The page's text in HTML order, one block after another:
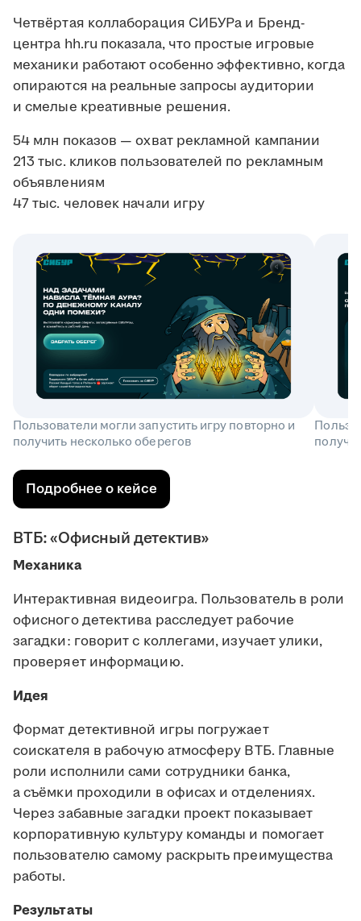
Четвёртая коллаборация СИБУРа и Бренд-
центра hh.ru показала, что простые игровые
механики работают особенно эффективно, когда
опираются на реальные запросы аудитории
и смелые креативные решения.
54 млн показов — охват рекламной кампании
213 тыс. кликов пользователей по рекламным
объявлениям
47 тыс. человек начали игру
Пользователи могли запустить игру повторно и
получить несколько оберегов
Подробнее о кейсе
ВТБ: «Офисный детектив»
Механика
Интерактивная видеоигра. Пользователь в роли
офисного детектива расследует рабочие
загадки: говорит с коллегами, изучает улики,
проверяет информацию.
Идея
Формат детективной игры погружает
соискателя в рабочую атмосферу ВТБ. Главные
роли исполнили сами сотрудники банка,
а съёмки проходили в офисах и отделениях.
Через забавные загадки проект показывает
корпоративную культуру команды и помогает
пользователю самому раскрыть преимущества
работы.
Результаты